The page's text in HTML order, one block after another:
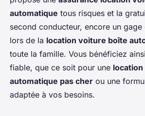
automatique tous risques et la
second conducteur, encore un
lors de la location voiture boîte
toute la famille. Vous bénéficiez
fiable, que ce soit pour une
automatique pas cher ou une
adaptée à vos besoins.